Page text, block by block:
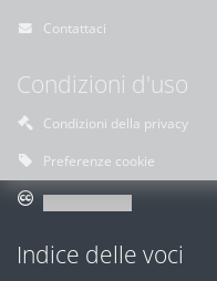
Contattaci
Condizioni d'uso
Condizioni della privacy
Preferenze cookie
Indice delle voci